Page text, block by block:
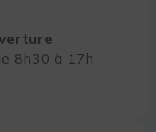
8h30 à 17h